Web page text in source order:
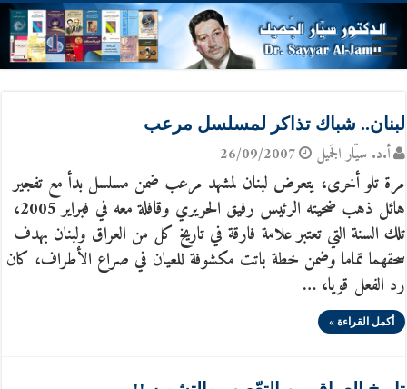
لبنان.. شباك تذاكر لمسلسل مرعب
أ.د. سيّار الجَميل 26/09/2007
مرة تلو أخرى، يتعرض لبنان لمشهد مرعب ضمن مسلسل بدأ مع تفجير
هائل ذهب ضحيته الرئيس رفيق الحريري وقافلة معه في فبراير 2005،
تلك السنة التي تعتبر علامة فارقة في تاريخ كل من العراق ولبنان بهدف
سحقهما تماما وضمن خطة باتت مكشوفة للعيان في صراع الأطراف، كان
رد الفعل قويا، …
أكمل القراءة »